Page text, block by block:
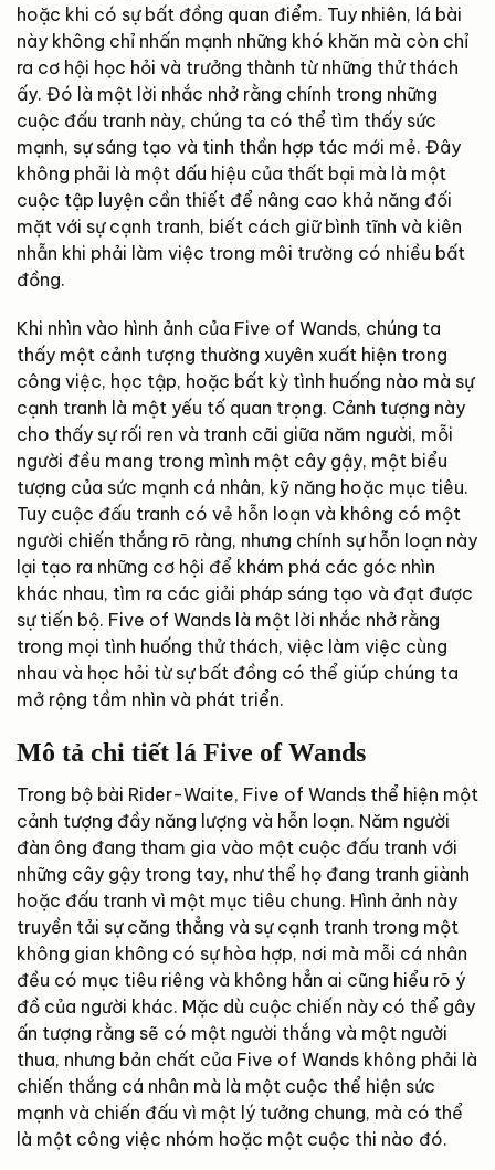
hoặc khi có sự bất đồng quan điểm. Tuy nhiên, lá bài
này không chỉ nhấn mạnh những khó khăn mà còn chỉ
ra cơ hội học hỏi và trưởng thành từ những thử thách
ấy. Đó là một lời nhắc nhở rằng chính trong những
cuộc đấu tranh này, chúng ta có thể tìm thấy sức
mạnh, sự sáng tạo và tinh thần hợp tác mới mẻ. Đây
không phải là một dấu hiệu của thất bại mà là một
cuộc tập luyện cần thiết để nâng cao khả năng đối
mặt với sự cạnh tranh, biết cách giữ bình tĩnh và kiên
nhẫn khi phải làm việc trong môi trường có nhiều bất
đồng.
Khi nhìn vào hình ảnh của Five of Wands, chúng ta
thấy một cảnh tượng thường xuyên xuất hiện trong
công việc, học tập, hoặc bất kỳ tình huống nào mà sự
cạnh tranh là một yếu tố quan trọng. Cảnh tượng này
cho thấy sự rối ren và tranh cãi giữa năm người, mỗi
người đều mang trong mình một cây gậy, một biểu
tượng của sức mạnh cá nhân, kỹ năng hoặc mục tiêu.
Tuy cuộc đấu tranh có vẻ hỗn loạn và không có một
người chiến thắng rõ ràng, nhưng chính sự hỗn loạn này
lại tạo ra những cơ hội để khám phá các góc nhìn
khác nhau, tìm ra các giải pháp sáng tạo và đạt được
sự tiến bộ. Five of Wands là một lời nhắc nhở rằng
trong mọi tình huống thử thách, việc làm việc cùng
nhau và học hỏi từ sự bất đồng có thể giúp chúng ta
mở rộng tầm nhìn và phát triển.
Mô tả chi tiết lá Five of Wands
Trong bộ bài Rider-Waite, Five of Wands thể hiện một
cảnh tượng đầy năng lượng và hỗn loạn. Năm người
đàn ông đang tham gia vào một cuộc đấu tranh với
những cây gậy trong tay, như thể họ đang tranh giành
hoặc đấu tranh vì một mục tiêu chung. Hình ảnh này
truyền tải sự căng thẳng và sự cạnh tranh trong một
không gian không có sự hòa hợp, nơi mà mỗi cá nhân
đều có mục tiêu riêng và không hẳn ai cũng hiểu rõ ý
đồ của người khác. Mặc dù cuộc chiến này có thể gây
ấn tượng rằng sẽ có một người thắng và một người
thua, nhưng bản chất của Five of Wands không phải là
chiến thắng cá nhân mà là một cuộc thể hiện sức
mạnh và chiến đấu vì một lý tưởng chung, mà có thể
là một công việc nhóm hoặc một cuộc thi nào đó.